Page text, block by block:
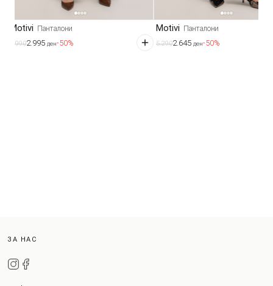
Motivi Панталони
5.9902.995 ден-50%
Motivi Панталони
5.2902.645 ден-50%
ЗА НАС